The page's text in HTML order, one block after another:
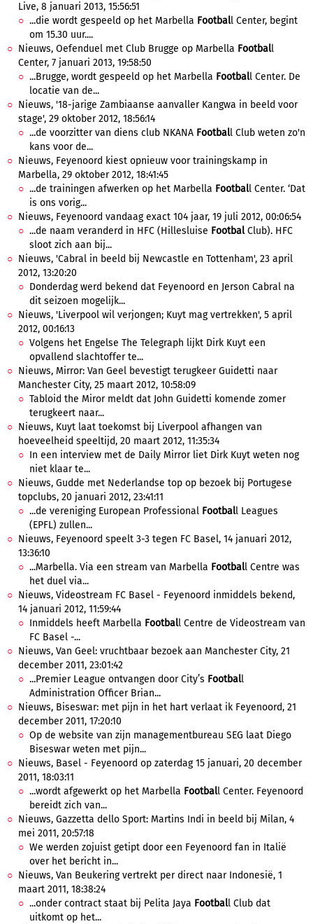
Live, 8 januari 2013, 15:56:51
...die wordt gespeeld op het Marbella Football Center, begint
om 15.30 uur....
Nieuws, Oefenduel met Club Brugge op Marbella Football
Center, 7 januari 2013, 19:58:50
...Brugge, wordt gespeeld op het Marbella Football Center. De
locatie van de...
Nieuws, '18-jarige Zambiaanse aanvaller Kangwa in beeld voor
stage', 29 oktober 2012, 18:56:14
...de voorzitter van diens club NKANA Football Club weten zo'n
kans voor de...
Nieuws, Feyenoord kiest opnieuw voor trainingskamp in
Marbella, 29 oktober 2012, 18:41:45
...de trainingen afwerken op het Marbella Football Center. ‘Dat
is ons vorig...
Nieuws, Feyenoord vandaag exact 104 jaar, 19 juli 2012, 00:06:54
...de naam veranderd in HFC (Hillesluise FootbalClub). HFC
sloot zich aan bij...
Nieuws, 'Cabral in beeld bij Newcastle en Tottenham', 23 april
2012, 13:20:20
Donderdag werd bekend dat Feyenoord en Jerson Cabral na
dit seizoen mogelijk...
Nieuws, 'Liverpool wil verjongen; Kuyt mag vertrekken', 5 april
2012, 00:16:13
Volgens het Engelse The Telegraph lijkt Dirk Kuyt een
opvallend slachtoffer te...
Nieuws, Mirror: Van Geel bevestigt terugkeer Guidetti naar
Manchester City, 25 maart 2012, 10:58:09
Tabloid the Miror meldt dat John Guidetti komende zomer
terugkeert naar...
Nieuws, Kuyt laat toekomst bij Liverpool afhangen van
hoeveelheid speeltijd, 20 maart 2012, 11:35:34
In een interview met de Daily Mirror liet Dirk Kuyt weten nog
niet klaar te...
Nieuws, Gudde met Nederlandse top op bezoek bij Portugese
topclubs, 20 januari 2012, 23:41:11
...de vereniging European Professional Football Leagues
(EPFL) zullen...
Nieuws, Feyenoord speelt 3-3 tegen FC Basel, 14 januari 2012,
13:36:10
...Marbella. Via een stream van Marbella Football Centre was
het duel via...
Nieuws, Videostream FC Basel - Feyenoord inmiddels bekend,
14 januari 2012, 11:59:44
Inmiddels heeft Marbella Football Centre de Videostream van
FC Basel -...
Nieuws, Van Geel: vruchtbaar bezoek aan Manchester City, 21
december 2011, 23:01:42
...Premier League ontvangen door City’s Football
Administration Officer Brian...
Nieuws, Biseswar: met pijn in het hart verlaat ik Feyenoord, 21
december 2011, 17:20:10
Op de website van zijn managementbureau SEG laat Diego
Biseswar weten met pijn...
Nieuws, Basel - Feyenoord op zaterdag 15 januari, 20 december
2011, 18:03:11
...wordt afgewerkt op het Marbella Football Center. Feyenoord
bereidt zich van...
Nieuws, Gazzetta dello Sport: Martins Indi in beeld bij Milan, 4
mei 2011, 20:57:18
We werden zojuist getipt door een Feyenoord fan in Italië
over het bericht in...
Nieuws, Van Beukering vertrekt per direct naar Indonesië, 1
maart 2011, 18:38:24
...onder contract staat bij Pelita Jaya Football Club dat
uitkomt op het...